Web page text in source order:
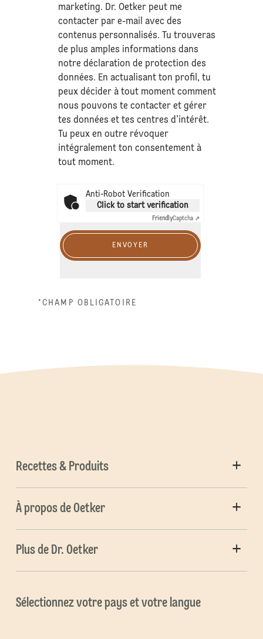
marketing. Dr. Oetker peut me
contacter par e-mail avec des
contenus personnalisés. Tu trouveras
de plus amples informations dans
notre déclaration deprotection des
données. En actualisant ton profil, tu
peux décider à tout moment comment
nous pouvons te contacter et gérer
tes données et tes centres d’intérêt.
Tu peux en outre révoquer
intégralement ton consentement à
tout moment.
Anti-Robot Verification
Click to start verification
FriendlyCaptcha ⇗
ENVOYER
*CHAMP OBLIGATOIRE
Recettes & Produits
À propos de Oetker
Plus de Dr. Oetker
Sélectionnez votre pays et votre langue